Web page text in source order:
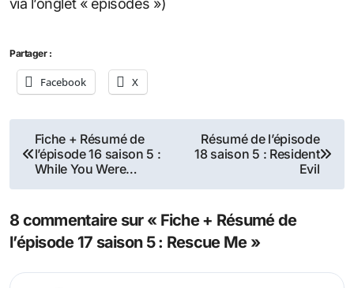
via l’onglet « épisodes »)
Partager :
Facebook X
Navigation
de
Fiche + Résumé de
l’épisode 16 saison 5 :
While You Were…
Résumé de l’épisode
18 saison 5 : Resident
Evil
8 commentaire sur « Fiche + Résumé de
l’épisode 17 saison 5 : Rescue Me »